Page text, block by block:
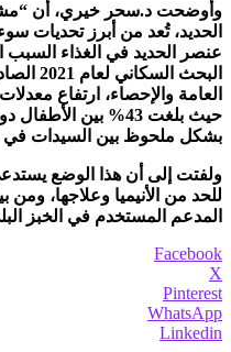
وأوضحت د.سحر خيري، أن
الحديد، تُعد من أبرز تحديات
عنصر الحديد في الغذاء السبب
البحث
العامة والإحصاء، ارتفاع
حيث بلغت 43% بين
بشكل ملحوظ بين السيدات في
ولفتت إلى أن هذا الوضع
للحد من الأنيميا وعلاجها، ومن
المدعم المستخدم في الخبز
Facebook
X
Pinterest
WhatsApp
Linkedin